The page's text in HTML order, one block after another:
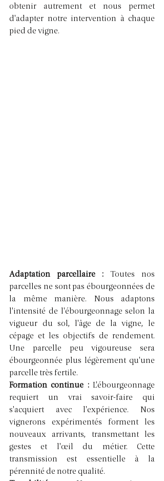
obtenir autrement et nous permet
d'adapter notre intervention à chaque
pied de vigne.
Adaptation parcellaire : Toutes nos
parcelles ne sont pas ébourgeonnées de
la même manière. Nous adaptons
l'intensité de l'ébourgeonnage selon la
vigueur du sol, l'âge de la vigne, le
cépage et les objectifs de rendement.
Une parcelle peu vigoureuse sera
ébourgeonnée plus légèrement qu'une
parcelle très fertile.
Formation continue : L'ébourgeonnage
requiert un vrai savoir-faire qui
s'acquiert avec l'expérience. Nos
vignerons expérimentés forment les
nouveaux arrivants, transmettant les
gestes et l'œil du métier. Cette
transmission est essentielle à la
pérennité de notre qualité.